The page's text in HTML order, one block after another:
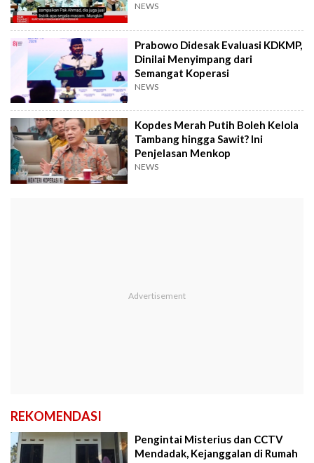
NEWS
Prabowo Didesak Evaluasi KDKMP,
Dinilai Menyimpang dari
Semangat Koperasi
NEWS
Kopdes Merah Putih Boleh Kelola
Tambang hingga Sawit? Ini
Penjelasan Menkop
NEWS
REKOMENDASI
Pengintai Misterius dan CCTV
Mendadak, Kejanggalan di Rumah